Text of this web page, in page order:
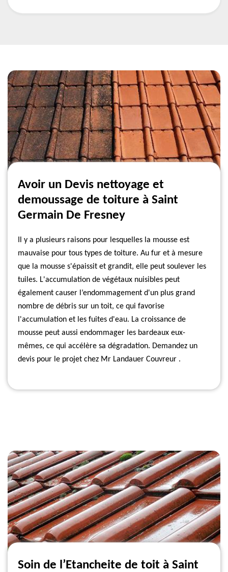
Avoir un Devis nettoyage et
demoussage de toiture à Saint
Germain De Fresney
Il y a plusieurs raisons pour lesquelles la mousse est
mauvaise pour tous types de toiture. Au fur et à mesure
que la mousse s'épaissit et grandit, elle peut soulever les
tuiles. L'accumulation de végétaux nuisibles peut
également causer l’endommagement d'un plus grand
nombre de débris sur un toit, ce qui favorise
l'accumulation et les fuites d'eau. La croissance de
mousse peut aussi endommager les bardeaux eux-
mêmes, ce qui accélère sa dégradation. Demandez un
devis pour le projet chez Mr Landauer Couvreur .
Soin de l’Etancheite de toit à Saint